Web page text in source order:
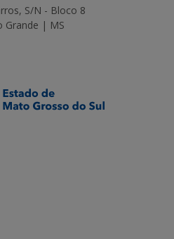
S/N - Bloco 8
Grande | MS